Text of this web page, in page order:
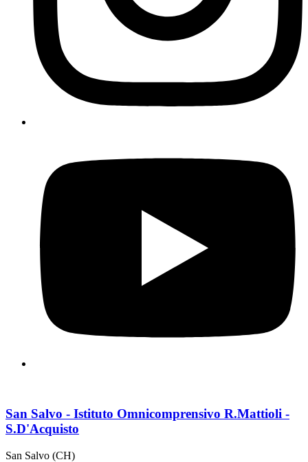
San Salvo - Istituto Omnicomprensivo R.Mattioli -
S.D'Acquisto
San Salvo (CH)